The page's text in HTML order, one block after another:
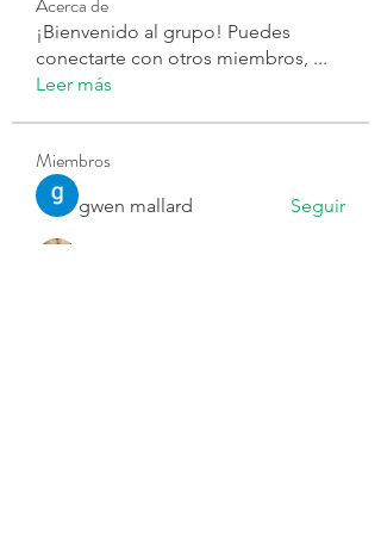
¡Bienvenido al grupo! Puedes
conectarte con otros miembros, ...
Leer más
Miembros
gwen mallard Seguir